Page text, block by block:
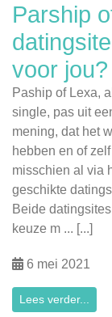
Parship
voor jou?
Paship of Lexa,
single, pas uit
mening, dat het
hebben en of
misschien al via
geschikte
Beide
keuze m ... [...]
6 mei 2021
Lees verder...